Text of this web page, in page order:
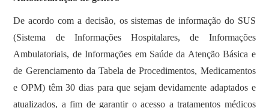
De acordo com a decisão, os sistemas de informação do SUS
(Sistema de Informações Hospitalares, de Informações
Ambulatoriais, de Informações em Saúde da Atenção Básica e
de Gerenciamento da Tabela de Procedimentos, Medicamentos
e OPM) têm 30 dias para que sejam devidamente adaptados e
atualizados, a fim de garantir o acesso a tratamentos médicos